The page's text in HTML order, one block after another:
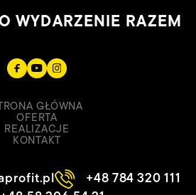
WYDARZENIE RAZEM
+48 784 320 111
GŁÓWNA
OFERTA
REALIZACJE
KONTAKT